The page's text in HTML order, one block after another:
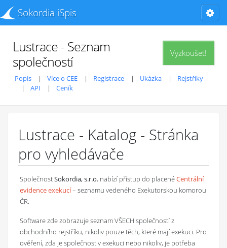
Sokordia iSpis
Vyzkoušet!
Lustrace - Seznam
společností
Popis Více o CEE Registrace Ukázka
Rejstříky
API
Ceník
Lustrace - Katalog - Stránka
pro vyhledávače
SpolečnostSokordia, s.r.o. nabízí přístup do placenéCentrální
evidence exekucí– seznamu vedeného Exekutorskou komorou
ČR.
Software zde zobrazuje seznam VŠECH společností z
obchodního rejstříku, nikoliv pouze těch, které mají exekuci. Pro
ověření, zda je společnost v exekuci nebo nikoliv, je potřeba